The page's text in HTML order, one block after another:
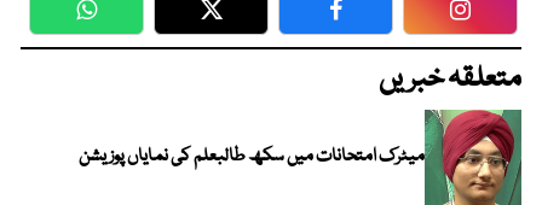
WhatsApp Twitter Facebook
متعلقہ خبریں
میٹرک امتحانات میں سکھ طالبعلم کی نمایاں پوزیشن